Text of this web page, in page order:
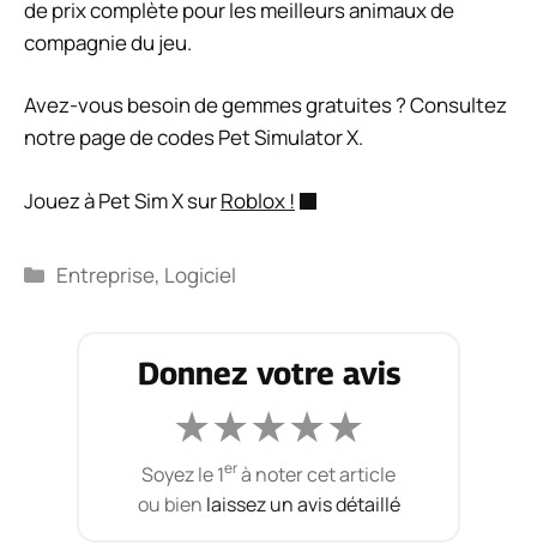
de prix complète pour les meilleurs animaux de
compagnie du jeu.
Avez-vous besoin de gemmes gratuites ? Consultez
notre page de codes Pet Simulator X.
Jouez à Pet Sim X surRoblox !
Catégories
Entreprise, Logiciel
Donnez votre avis
★★★★★
Soyez le 1erà noter cet article
ou bien laissez un avis détaillé